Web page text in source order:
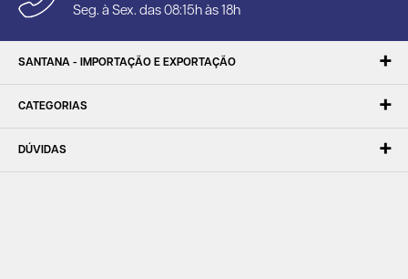
Seg. à Sex. das 08:15h às 18h
SANTANA - IMPORTAÇÃO E EXPORTAÇÃO
CATEGORIAS
DÚVIDAS